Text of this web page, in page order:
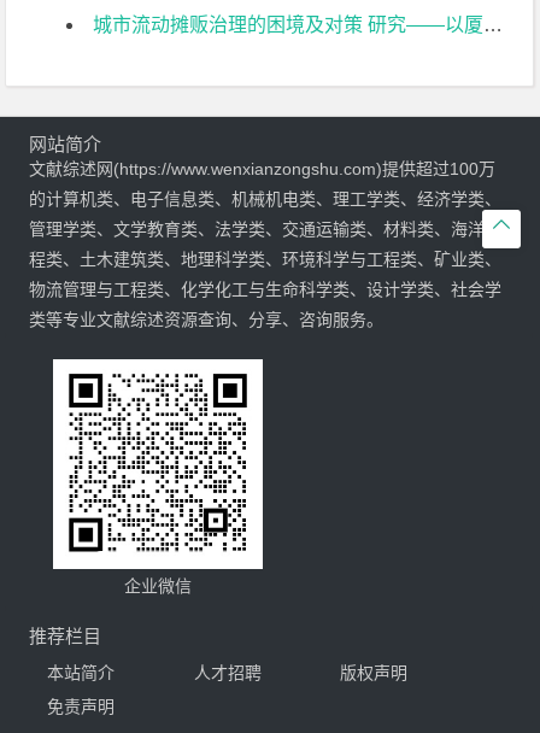
城市流动摊贩治理的困境及对策 研究——以厦门市湖里区为例文献综述

网站简介
文献综述网(https://www.wenxianzongshu.com)提供超过100万
的计算机类、电子信息类、机械机电类、理工学类、经济学类、
管理学类、文学教育类、法学类、交通运输类、材料类、海洋工
程类、土木建筑类、地理科学类、环境科学与工程类、矿业类、
物流管理与工程类、化学化工与生命科学类、设计学类、社会学
类等专业文献综述资源查询、分享、咨询服务。
企业微信
推荐栏目
本站简介 人才招聘
版权声明
免责声明